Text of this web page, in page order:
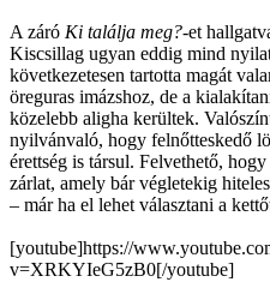
A záró Ki találja meg?-et
Kiscsillag ugyan eddig mind
következetesen tartotta magát
öreguras imázshoz, de a
közelebb aligha kerültek.
nyilvánvaló, hogy felnőtteskedő
érettség is társul. Felvethető,
zárlat, amely bár végletekig
– már ha el lehet választani a
[youtube]https://
v=XRKYIeG5zB0[/youtube]